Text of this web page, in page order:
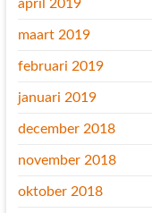
april 2019
maart 2019
februari 2019
januari 2019
december 2018
november 2018
oktober 2018